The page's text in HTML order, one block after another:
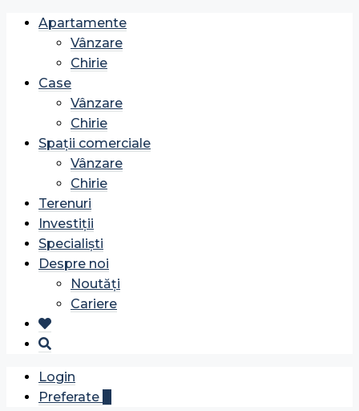
Apartamente
Vânzare
Chirie
Case
Vânzare
Chirie
Spații comerciale
Vânzare
Chirie
Terenuri
Investiții
Specialiști
Despre noi
Noutăți
Cariere
Login
Preferate